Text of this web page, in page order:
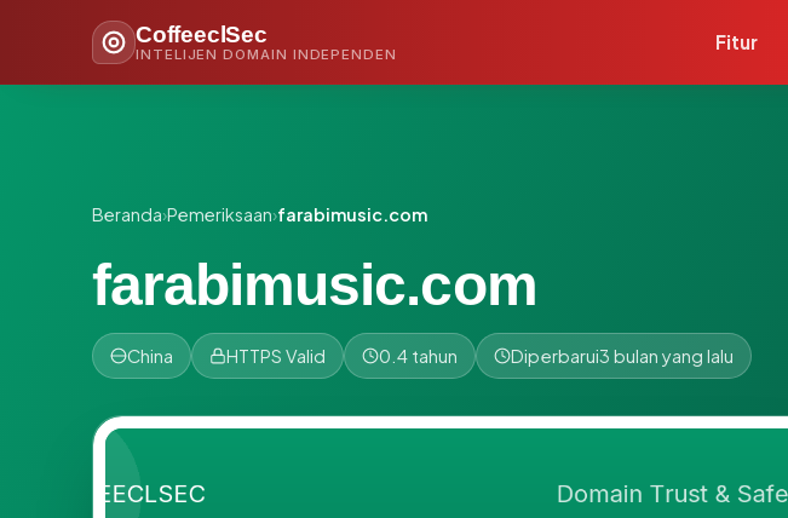
CoffeeclSec
INTELIJEN DOMAIN INDEPENDEN
Fitur
Beranda›Pemeriksaan›farabimusic.com
farabimusic.com
China HTTPS Valid 0.4 tahun Diperbarui3 bulan yang lalu